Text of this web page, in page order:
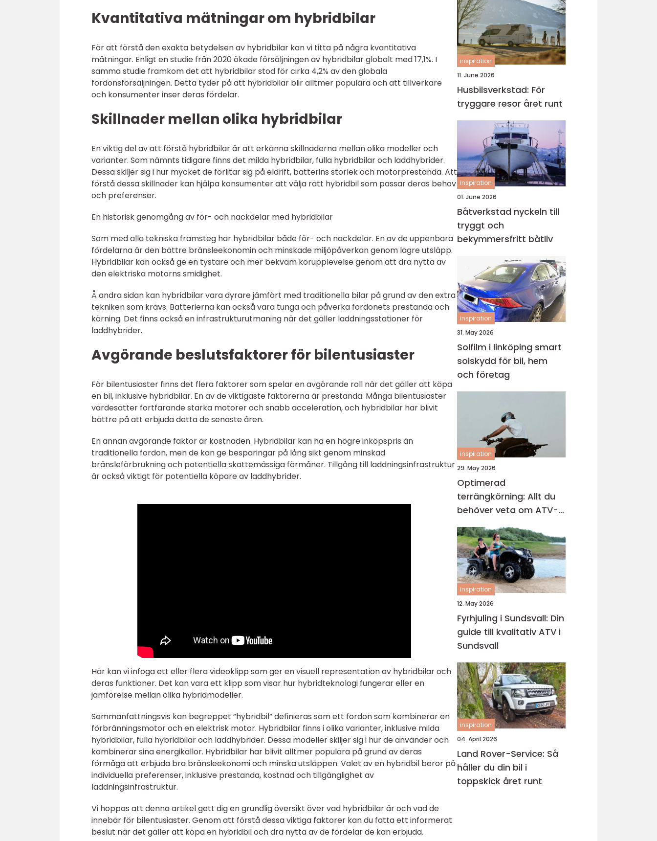
Kvantitativa mätningar om hybridbilar
För att förstå den exakta betydelsen av hybridbilar kan vi titta på några kvantitativa
mätningar. Enligt en studie från 2020 ökade försäljningen av hybridbilar globalt med 17,1%. I
samma studie framkom det att hybridbilar stod för cirka 4,2% av den globala
fordonsförsäljningen. Detta tyder på att hybridbilar blir alltmer populära och att tillverkare
och konsumenter inser deras fördelar.
Skillnader mellan olika hybridbilar
En viktig del av att förstå hybridbilar är att erkänna skillnaderna mellan olika modeller och
varianter. Som nämnts tidigare finns det milda hybridbilar, fulla hybridbilar och laddhybrider.
Dessa skiljer sig i hur mycket de förlitar sig på eldrift, batterins storlek och motorprestanda. Att
förstå dessa skillnader kan hjälpa konsumenter att välja rätt hybridbil som passar deras behov
och preferenser.
En historisk genomgång av för- och nackdelar med hybridbilar
Som med alla tekniska framsteg har hybridbilar både för- och nackdelar. En av de uppenbara
fördelarna är den bättre bränsleekonomin och minskade miljöpåverkan genom lägre utsläpp.
Hybridbilar kan också ge en tystare och mer bekväm körupplevelse genom att dra nytta av
den elektriska motorns smidighet.
Å andra sidan kan hybridbilar vara dyrare jämfört med traditionella bilar på grund av den extra
tekniken som krävs. Batterierna kan också vara tunga och påverka fordonets prestanda och
körning. Det finns också en infrastrukturutmaning när det gäller laddningsstationer för
laddhybrider.
Avgörande beslutsfaktorer för bilentusiaster
För bilentusiaster finns det flera faktorer som spelar en avgörande roll när det gäller att köpa
en bil, inklusive hybridbilar. En av de viktigaste faktorerna är prestanda. Många bilentusiaster
värdesätter fortfarande starka motorer och snabb acceleration, och hybridbilar har blivit
bättre på att erbjuda detta de senaste åren.
En annan avgörande faktor är kostnaden. Hybridbilar kan ha en högre inköpspris än
traditionella fordon, men de kan ge besparingar på lång sikt genom minskad
bränsleförbrukning och potentiella skattemässiga förmåner. Tillgång till laddningsinfrastruktur
är också viktigt för potentiella köpare av laddhybrider.
Här kan vi infoga ett eller flera videoklipp som ger en visuell representation av hybridbilar och
deras funktioner. Det kan vara ett klipp som visar hur hybridteknologi fungerar eller en
jämförelse mellan olika hybridmodeller.
Sammanfattningsvis kan begreppet ”hybridbil” definieras som ett fordon som kombinerar en
förbränningsmotor och en elektrisk motor. Hybridbilar finns i olika varianter, inklusive milda
hybridbilar, fulla hybridbilar och laddhybrider. Dessa modeller skiljer sig i hur de använder och
kombinerar sina energikällor. Hybridbilar har blivit alltmer populära på grund av deras
förmåga att erbjuda bra bränsleekonomi och minska utsläppen. Valet av en hybridbil beror på
individuella preferenser, inklusive prestanda, kostnad och tillgänglighet av
laddningsinfrastruktur.
Vi hoppas att denna artikel gett dig en grundlig översikt över vad hybridbilar är och vad de
innebär för bilentusiaster. Genom att förstå dessa viktiga faktorer kan du fatta ett informerat
beslut när det gäller att köpa en hybridbil och dra nytta av de fördelar de kan erbjuda.
inspiration
11. June 2026
Husbilsverkstad: För
tryggare resor året runt
inspiration
01. June 2026
Båtverkstad nyckeln till
tryggt och
bekymmersfritt båtliv
inspiration
31. May 2026
Solfilm i linköping smart
solskydd för bil, hem
och företag
inspiration
29. May 2026
Optimerad
terrängkörning: Allt du
behöver veta om ATV-
däck
inspiration
12. May 2026
Fyrhjuling i Sundsvall: Din
guide till kvalitativ ATV i
Sundsvall
inspiration
04. April 2026
Land Rover-Service: Så
håller du din bil i
toppskick året runt